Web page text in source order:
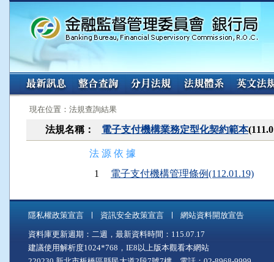
:::
現在位置：法規查詢結果
法規名稱： 電子支付機構業務定型化契約範本
法 源 依 據
1
電子支付機構管理條例(112.01.19)
隱私權政策宣言 資訊安全政策宣言 網站資料開放宣告
資料庫更新週期：二週，最新資料時間：115.07.17
建議使用解析度1024*768，IE8以上版本觀看本網站